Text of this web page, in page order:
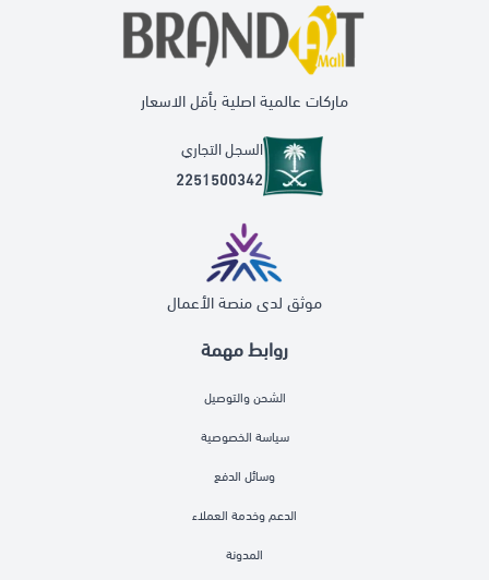
روابط مهمة
الشحن والتوصيل
سياسة الخصوصية
وسائل الدفع
الدعم وخدمة العملاء
المدونة
ماركات عالمية اصلية بأقل الاسعار
السجل التجاري
2251500342
موثق لدى منصة الأعمال